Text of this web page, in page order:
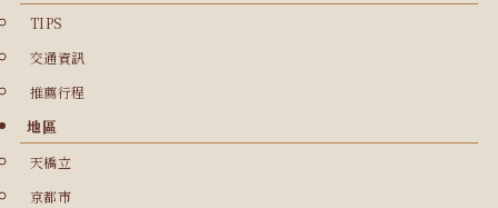
TIPS
交通資訊
推薦行程
地區
天橋立
京都市